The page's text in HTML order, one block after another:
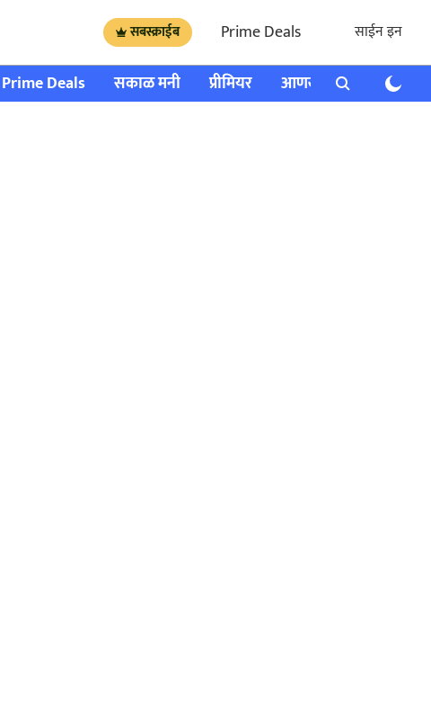
सबस्क्राईब Prime Deals साईन इन
Prime Deals सकाळ मनी प्रीमियर आणखी राशी भविष्य